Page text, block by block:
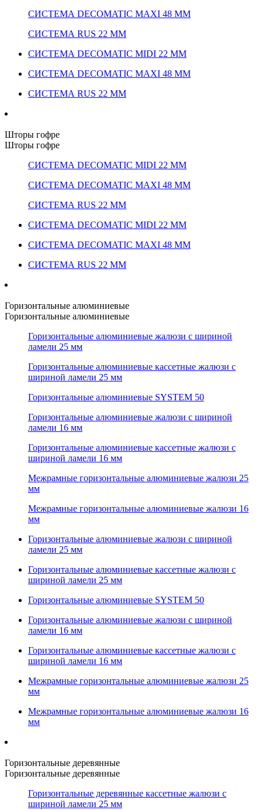
СИСТЕМА DECOMATIC MAXI 48 ММ
СИСТЕМА RUS 22 ММ
СИСТЕМА DECOMATIC MIDI 22 ММ
СИСТЕМА DECOMATIC MAXI 48 ММ
СИСТЕМА RUS 22 ММ
Шторы гофре
Шторы гофре
СИСТЕМА DECOMATIC MIDI 22 ММ
СИСТЕМА DECOMATIC MAXI 48 ММ
СИСТЕМА RUS 22 ММ
СИСТЕМА DECOMATIC MIDI 22 ММ
СИСТЕМА DECOMATIC MAXI 48 ММ
СИСТЕМА RUS 22 ММ
Горизонтальные алюминиевые
Горизонтальные алюминиевые
Горизонтальные алюминиевые жалюзи с шириной
ламели 25 мм
Горизонтальные алюминиевые кассетные жалюзи с
шириной ламели 25 мм
Горизонтальные алюминиевые SYSTEM 50
Горизонтальные алюминиевые жалюзи с шириной
ламели 16 мм
Горизонтальные алюминиевые кассетные жалюзи с
шириной ламели 16 мм
Межрамные горизонтальные алюминиевые жалюзи 25
мм
Межрамные горизонтальные алюминиевые жалюзи 16
мм
Горизонтальные алюминиевые жалюзи с шириной
ламели 25 мм
Горизонтальные алюминиевые кассетные жалюзи с
шириной ламели 25 мм
Горизонтальные алюминиевые SYSTEM 50
Горизонтальные алюминиевые жалюзи с шириной
ламели 16 мм
Горизонтальные алюминиевые кассетные жалюзи с
шириной ламели 16 мм
Межрамные горизонтальные алюминиевые жалюзи 25
мм
Межрамные горизонтальные алюминиевые жалюзи 16
мм
Горизонтальные деревянные
Горизонтальные деревянные
Горизонтальные деревянные кассетные жалюзи с
шириной ламели 25 мм